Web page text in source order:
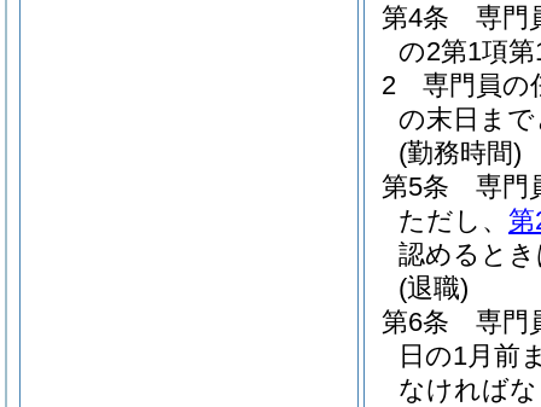
第4条
専門
の2第1項
2
専門員の
の末日ま
(勤務時間)
第5条
専門
ただし、 第
認めると
(退職)
第6条
専門
日の1月前
なければ